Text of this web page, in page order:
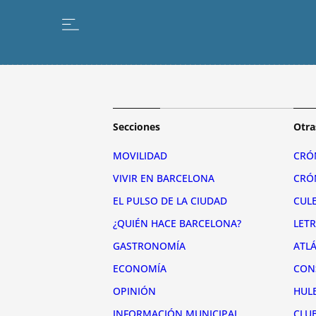
Secciones
MOVILIDAD
VIVIR EN BARCELONA
EL PULSO DE LA CIUDAD
¿QUIÉN HACE BARCELONA?
GASTRONOMÍA
ECONOMÍA
OPINIÓN